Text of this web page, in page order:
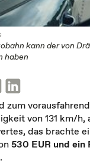
kann der von
haben
zum
von 131 km/h,
das brachte
530 EUR und ein